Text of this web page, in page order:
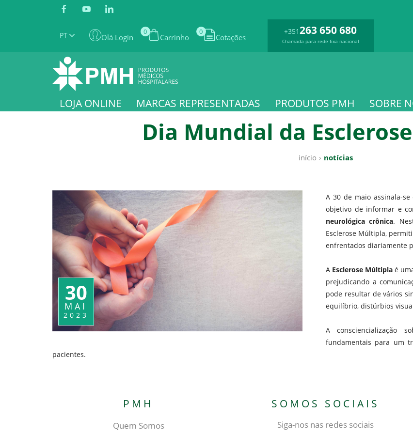
PT Olá Login Carrinho
0
Cotações
0 +351263 650 680
Chamada para rede fixa nacional
LOJA ONLINE MARCAS REPRESENTADAS PRODUTOS PMH SOBRE
Dia Mundial da
início › notícias
30
MAI
2023
A 30 de maio assinala-se
objetivo de informar e
neurológica crônica.
Esclerose Múltipla,
enfrentados diariamente
A Esclerose Múltipla é
prejudicando a
pode resultar de vários
equilíbrio, distúrbios
A consciencialização
fundamentais para um
pacientes.
PMH
Quem Somos
SOMOS SOCIAIS
Siga-nos nas redes sociais